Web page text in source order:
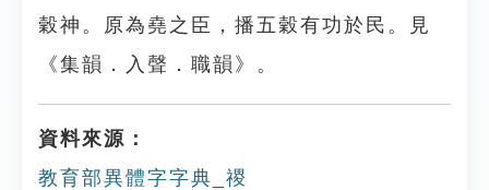
穀神。原為堯之臣，播五穀有功於民。見
《集韻．入聲．職韻》。
資料來源：
教育部異體字字典_禝